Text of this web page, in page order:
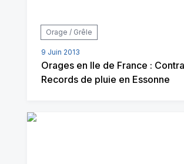
Orage / Grêle
9 Juin 2013
Orages en Ile de France :
Records de pluie en Essonne